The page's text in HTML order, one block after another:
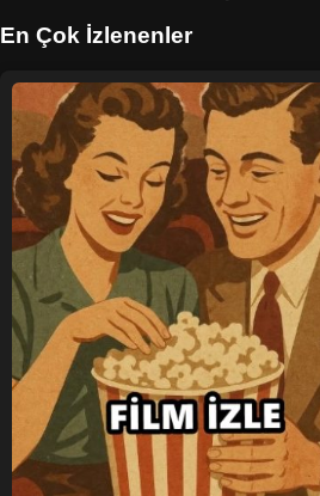
En Çok İzlenenler